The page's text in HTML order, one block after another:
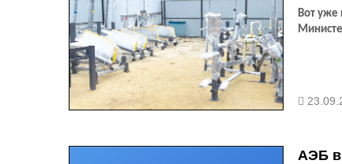
Вот уже
АЭБ